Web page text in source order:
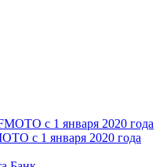
c 1 января 2020 года